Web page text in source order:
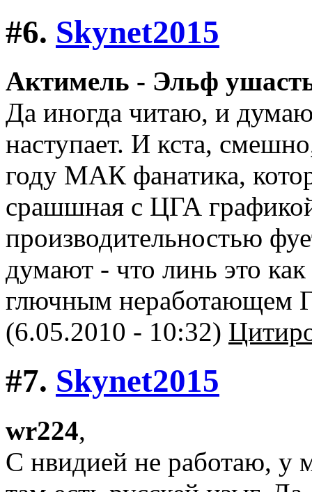
#6. Skynet2015
Актимель - Эльф
Да иногда читаю, и
наступает. И кста,
году МАК фанатика,
срашшная с ЦГА
производительностью
думают - что линь это
глючным неработающем
(6.05.2010 - 10:32)
#7. Skynet2015
wr224,
С нвидией не работаю, у